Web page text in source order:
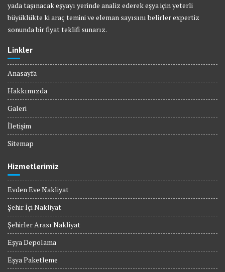
yada taşınacak eşyayı yerinde analiz ederek eşya için yeterli
büyüklükte ki araç temini ve eleman sayısını belirler expertiz
sonunda bir fiyat teklifi sunarız.
Linkler
Anasayfa
Hakkımızda
Galeri
İletişim
Sitemap
Hizmetlerimiz
Evden Eve Nakliyat
Şehir İçi Nakliyat
Şehirler Arası Nakliyat
Eşya Depolama
Eşya Paketleme